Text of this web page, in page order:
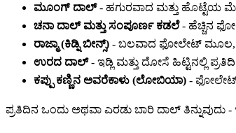
ಮೂಂಗ್ ದಾಲ್- ಹಗುರವಾದ ಮತ್ತು ಹೊಟ್ಟೆಯ
ಚನಾ ದಾಲ್ ಮತ್ತು ಸಂಪೂರ್ಣ ಕಡಲೆ- ಹೆಚ್ಚಿನ
ರಾಜ್ಮಾ (ಕಿಡ್ನಿ ಬೀನ್ಸ್) - ಬಲವಾದ ಫೋಲೇಟ್ ಮೂಲ,
ಉರದ ದಾಲ್- ಇಡ್ಲಿ ಮತ್ತು ದೋಸೆ ಹಿಟ್ಟಿನಲ್ಲಿ
ಕಪ್ಪು ಕಣ್ಣಿನ ಅವರೆಕಾಳು (ಲೋಬಿಯಾ) -
ಪ್ರತಿದಿನ ಒಂದು ಅಥವಾ ಎರಡು ಬಾರಿ ದಾಲ್